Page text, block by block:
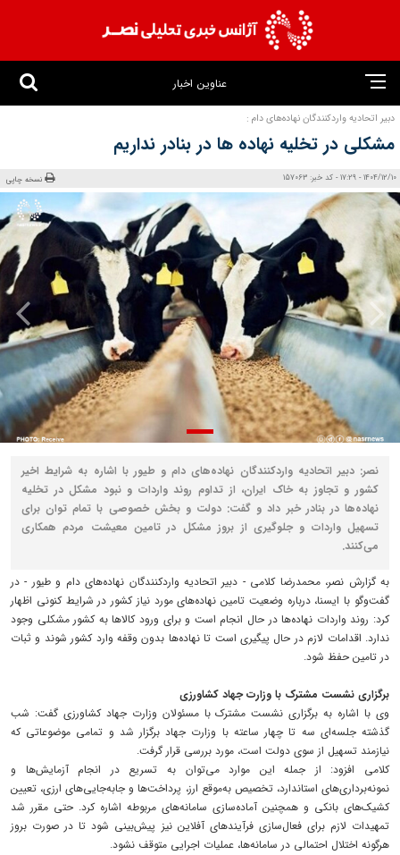
عناوین اخبار
دبیر اتحادیه واردکنندگان نهاده‌های دام :
مشکلی در تخلیه نهاده ها در بنادر نداریم
1404/12/10 - 17:29 - کد خبر: 157063 نسخه چاپی
نصر: دبیر اتحادیه واردکنندگان نهاده‌های دام و طیور با اشاره به شرایط اخیر
کشور و تجاوز به خاک ایران، از تداوم روند واردات و نبود مشکل در تخلیه
نهاده‌ها در بنادر خبر داد و گفت: دولت و بخش خصوصی با تمام توان برای
تسهیل واردات و جلوگیری از بروز مشکل در تامین معیشت مردم همکاری
می‌کنند.
به گزارش نصر، محمدرضا کلامی - دبیر اتحادیه واردکنندگان نهاده‌های دام و طیور - در
گفت‌وگو با ایسنا، درباره وضعیت تامین نهاده‌های مورد نیاز کشور در شرایط کنونی اظهار
کرد: روند واردات نهاده‌ها در حال انجام است و برای ورود کالاها به کشور مشکلی وجود
ندارد. اقدامات لازم در حال پیگیری است تا نهاده‌ها بدون وقفه وارد کشور شوند و ثبات
در تامین حفظ شود.
برگزاری نشست مشترک با وزارت جهاد کشاورزی
وی با اشاره به برگزاری نشست مشترک با مسئولان وزارت جهاد کشاورزی گفت: شب
گذشته جلسه‌ای سه تا چهار ساعته با وزارت جهاد برگزار شد و تمامی موضوعاتی که
نیازمند تسهیل از سوی دولت است، مورد بررسی قرار گرفت.
کلامی افزود: از جمله این موارد می‌توان به تسریع در انجام آزمایش‌ها و
نمونه‌برداری‌های استاندارد، تخصیص به‌موقع ارز، پرداخت‌ها و جابه‌جایی‌های ارزی، تعیین
کشیک‌های بانکی و همچنین آماده‌سازی سامانه‌های مربوطه اشاره کرد. حتی مقرر شد
تمهیدات لازم برای فعال‌سازی فرآیندهای آفلاین نیز پیش‌بینی شود تا در صورت بروز
هرگونه اختلال احتمالی در سامانه‌ها، عملیات اجرایی متوقف نشود.